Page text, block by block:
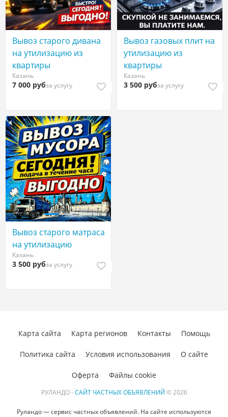
Вывоз старого дивана
на утилизацию из
квартиры
Казань
7 000 рубза услугу
Вывоз газовых плит на
утилизацию из
квартиры
Казань
3 500 рубза услугу
2
Вывоз старого матраса
на утилизацию
Казань
3 500 рубза услугу
РУЛАНДО -САЙТ ЧАСТНЫХ ОБЪЯВЛЕНИЙ © 2026
Карта сайта Карта регионов Контакты Помощь
Политика сайта Условия использования О сайте
Оферта Файлы cookie
Руландо — сервис частных объявлений. На сайте используются